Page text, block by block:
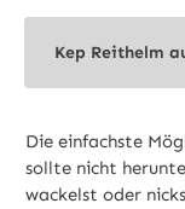
Kep Reithelm
Die einfachste
sollte nicht
wackelst oder